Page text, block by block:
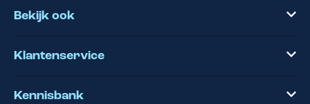
Bekijk ook
Klantenservice
Kennisbank